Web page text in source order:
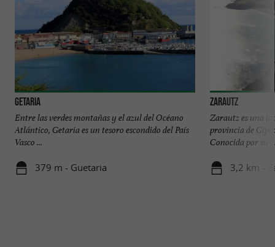
Getaria
Entre las verdes montañas y el azul del Océano
Atlántico, Getaria es un tesoro escondido del País
Vasco ...
379 m - Guetaria
Zarautz
Zarautz es una
provincia de
Conocida por su ...
3,2 km -